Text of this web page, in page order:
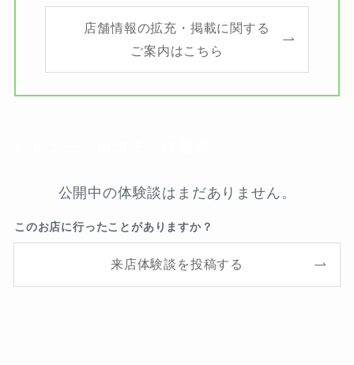
店舗情報の拡充・掲載に関する
ご案内はこちら
公開中の体験談はまだありません。
このお店に行ったことがありますか？
来店体験談を投稿する